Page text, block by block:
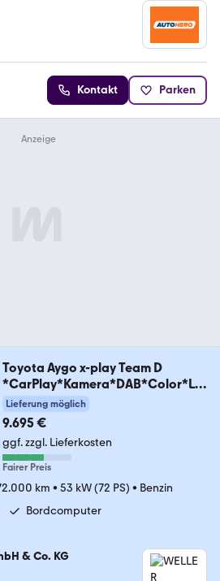
Kontakt Parken
Toyota Aygo x-play Team D
*CarPlay*Kamera*DAB*Color*LM
FLieferung möglich
9.695 €
ggf. zzgl. Lieferkosten
Fairer Preis
km • 53 kW (72 PS) • Benzin
Bordcomputer
& Co. KG